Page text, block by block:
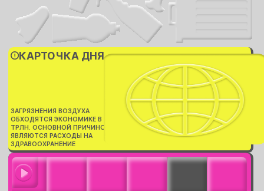
КАРТОЧКА ДНЯ
ЗАГРЯЗНЕНИЯ ВОЗДУХА
ОБХОДЯТСЯ ЭКОНОМИКЕ В $ 8.1
ТРЛН. ОСНОВНОЙ ПРИЧИНОЙ
ЯВЛЯЮТСЯ РАСХОДЫ НА
ЗДРАВООХРАНЕНИЕ